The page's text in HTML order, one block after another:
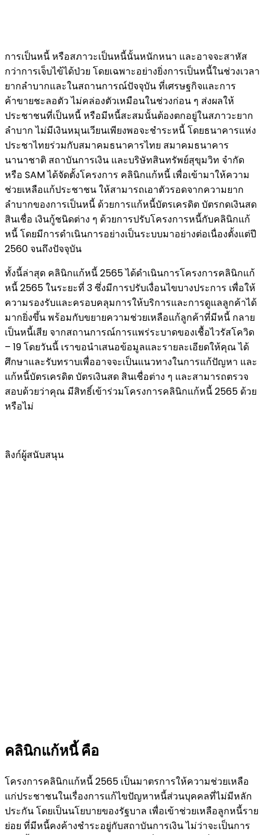
การเป็นหนี้ หรือสภาวะเป็นหนี้นั้นหนักหนา และอาจจะสาหัส
กว่าการเจ็บไข้ได้ป่วย โดยเฉพาะอย่างยิ่งการเป็นหนี้ในช่วงเวลา
ยากลำบากและในสถานการณ์ปัจจุบัน ที่เศรษฐกิจและการ
ค้าขายชะลอตัว ไม่คล่องตัวเหมือนในช่วงก่อน ๆ ส่งผลให้
ประชาชนที่เป็นหนี้ หรือมีหนี้สะสมนั้นต้องตกอยู่ในสภาวะยาก
ลำบาก ไม่มีเงินหมุนเวียนเพียงพอจะชำระหนี้ โดยธนาคารแห่ง
ประชาไทยร่วมกับสมาคมธนาคารไทย สมาคมธนาคาร
นานาชาติ สถาบันการเงิน และบริษัทสินทรัพย์สุขุมวิท จำกัด
หรือ SAM ได้จัดตั้งโครงการ คลินิกแก้หนี้ เพื่อเข้ามาให้ความ
ช่วยเหลือแก้ประชาชน ให้สามารถเอาตัวรอดจากความยาก
ลำบากของการเป็นหนี้ ด้วยการแก้หนี้บัตรเครดิต บัตรกดเงินสด
สินเชื่อ เงินกู้ชนิดต่าง ๆ ด้วยการปรับโครงการหนี้กับคลินิกแก้
หนี้ โดยมีการดำเนินการอย่างเป็นระบบมาอย่างต่อเนื่องตั้งแต่ปี
2560 จนถึงปัจจุบัน
ทั้งนี้ล่าสุด คลินิกแก้หนี้ 2565 ได้ดำเนินการโครงการคลินิกแก้
หนี้ 2565 ในระยะที่ 3 ซึ่งมีการปรับเงื่อนไขบางประการ เพื่อให้
ความรองรับและครอบคลุมการให้บริการและการดูแลลูกค้าได้
มากยิ่งขึ้น พร้อมกับขยายความช่วยเหลือแก้ลูกค้าที่มีหนี้ กลาย
เป็นหนี้เสีย จากสถานการณ์การแพร่ระบาดของเชื้อไวรัสโควิด
– 19 โดยวันนี้ เราขอนำเสนอข้อมูลและรายละเอียดให้คุณ ได้
ศึกษาและรับทราบเพื่ออาจจะเป็นแนวทางในการแก้ปัญหา และ
แก้หนี้บัตรเครดิต บัตรเงินสด สินเชื่อต่าง ๆ และสามารถตรวจ
สอบด้วยว่าคุณ มีสิทธิ์เข้าร่วมโครงการคลินิกแก้หนี้ 2565 ด้วย
หรือไม่
ลิงก์ผู้สนับสนุน
คลินิกแก้หนี้ คือ
โครงการคลินิกแก้หนี้ 2565 เป็นมาตรการให้ความช่วยเหลือ
แก่ประชาชนในเรื่องการแก้ไขปัญหาหนี้ส่วนบุคคลที่ไม่มีหลัก
ประกัน โดยเป็นนโยบายของรัฐบาล เพื่อเข้าช่วยเหลือลูกหนี้ราย
ย่อย ที่มีหนี้คงค้างชำระอยู่กับสถาบันการเงิน ไม่ว่าจะเป็นการ